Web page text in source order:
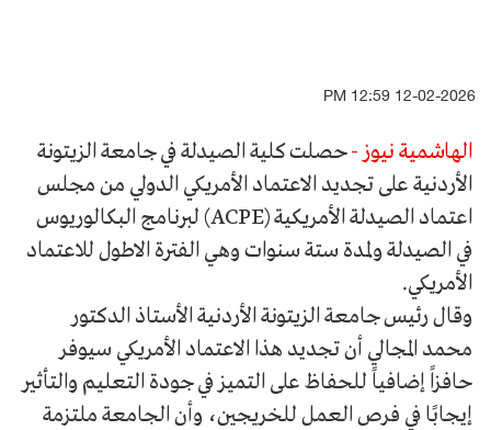
12-02-2026 12:59 PM
الهاشمية نيوز -حصلت كلية الصيدلة في جامعة الزيتونة
الأردنية على تجديد الاعتماد الأمريكي الدولي من مجلس
اعتماد الصيدلة الأمريكية (ACPE) لبرنامج البكالوريوس
في الصيدلة ولمدة ستة سنوات وهي الفترة الاطول للاعتماد
الأمريكي.
وقال رئيس جامعة الزيتونة الأردنية الأستاذ الدكتور
محمد المجالي أن تجديد هذا الاعتماد الأمريكي سيوفر
حافزاً إضافياً للحفاظ على التميز في جودة التعليم والتأثير
إيجابًا في فرص العمل للخريجين، وأن الجامعة ملتزمة